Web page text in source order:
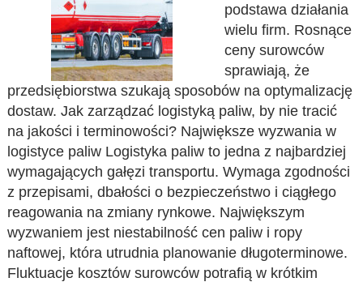
podstawa działania
wielu firm. Rosnące
ceny surowców
sprawiają, że
przedsiębiorstwa szukają sposobów na optymalizację
dostaw. Jak zarządzać logistyką paliw, by nie tracić
na jakości i terminowości? Największe wyzwania w
logistyce paliw Logistyka paliw to jedna z najbardziej
wymagających gałęzi transportu. Wymaga zgodności
z przepisami, dbałości o bezpieczeństwo i ciągłego
reagowania na zmiany rynkowe. Największym
wyzwaniem jest niestabilność cen paliw i ropy
naftowej, która utrudnia planowanie długoterminowe.
Fluktuacje kosztów surowców potrafią w krótkim